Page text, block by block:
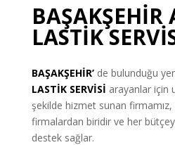
BAŞAKŞEHİR
LASTİK
BAŞAKŞEHİR’ de bulunduğu
LASTİK SERVİSİ arayanlar için
şekilde hizmet sunan
firmalardan biridir ve her
destek sağlar.